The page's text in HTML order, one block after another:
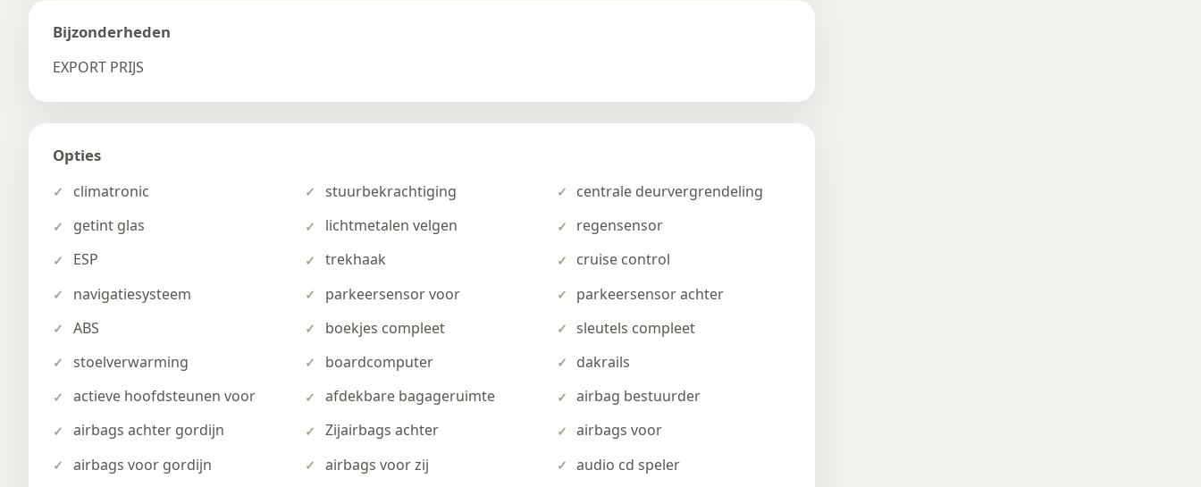
Bijzonderheden
EXPORT PRIJS
Opties
climatronic stuurbekrachtiging
centrale deurvergrendeling
getint glas
lichtmetalen velgen
regensensor
ESP
trekhaak
cruise control
navigatiesysteem
parkeersensor voor
parkeersensor achter
ABS
boekjes compleet
sleutels compleet
stoelverwarming
boardcomputer
dakrails
actieve hoofdsteunen voor
afdekbare bagageruimte
airbag bestuurder
airbags achter gordijn
Zijairbags achter
airbags voor
airbags voor gordijn
airbags voor zij
audio cd speler